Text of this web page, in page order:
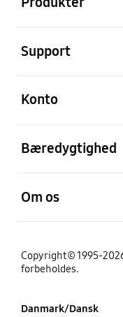
Support
Konto
Bæredygtighed
Om os
Copyright© 1995-
forbeholdes.
Danmark/Dansk